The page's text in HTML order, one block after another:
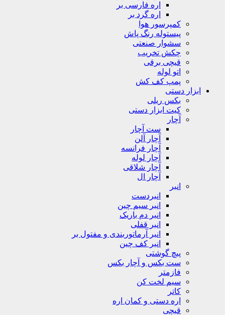
اره فارسی بر
اره گرد بر
کمپرسور هوا
پیستوله رنگ پاش
سشوار صنعتی
چکش تخریب
قیچی برقی
اتو لوله
پمپ کف کش
ابزار دستی
بکس ریلی
کیت ابزار دستی
آچار
ست آچار
آچار آلن
آچار فرانسه
آچار لوله
آچار شلاقی
آچار ال
انبر
انبردست
انبر سیم چین
انبر دم باریک
انبر قفلی
انبر آرماتوربندی و مفتول بر
انبر کف چین
پیچ گوشتی
ست بکس و آچار بکس
فازمتر
سیم لخت کن
کاتر
اره دستی و کمان اره
قیچی